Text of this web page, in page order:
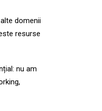
domenii
resurse
nu am